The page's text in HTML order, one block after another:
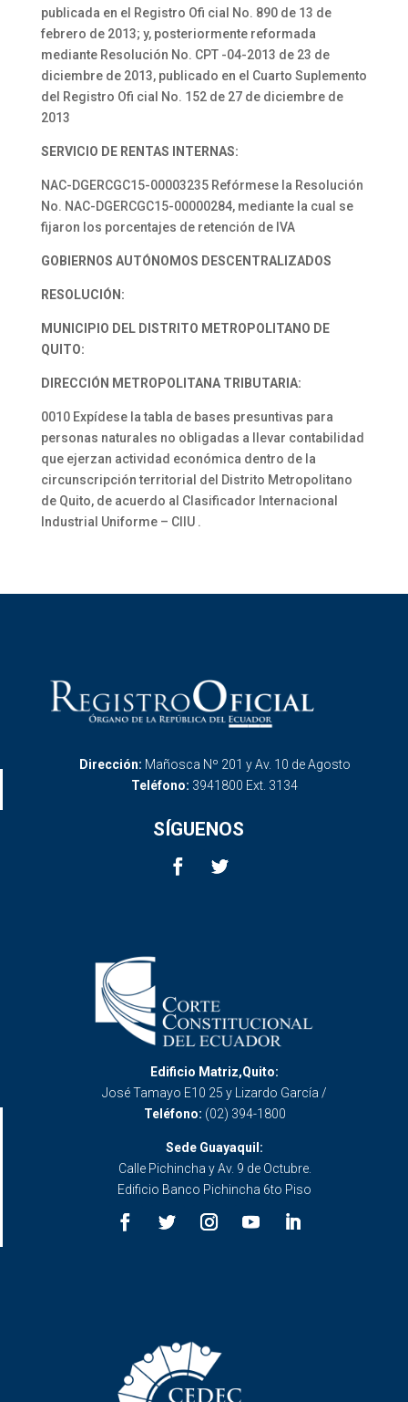
publicada en el Registro Ofi cial No. 890 de 13 de
febrero de 2013; y, posteriormente reformada
mediante Resolución No. CPT -04-2013 de 23 de
diciembre de 2013, publicado en el Cuarto Suplemento
del Registro Ofi cial No. 152 de 27 de diciembre de
2013
SERVICIO DE RENTAS INTERNAS:
NAC-DGERCGC15-00003235 Refórmese la Resolución
No. NAC-DGERCGC15-00000284, mediante la cual se
fijaron los porcentajes de retención de IVA
GOBIERNOS AUTÓNOMOS DESCENTRALIZADOS
RESOLUCIÓN:
MUNICIPIO DEL DISTRITO METROPOLITANO DE
QUITO:
DIRECCIÓN METROPOLITANA TRIBUTARIA:
0010 Expídese la tabla de bases presuntivas para
personas naturales no obligadas a llevar contabilidad
que ejerzan actividad económica dentro de la
circunscripción territorial del Distrito Metropolitano
de Quito, de acuerdo al Clasificador Internacional
Industrial Uniforme – CIIU .
Dirección: Mañosca Nº 201 y Av. 10 de Agosto
Teléfono: 3941800 Ext. 3134
SÍGUENOS
Edificio Matriz,Quito:
José Tamayo E10 25 y Lizardo García /
Teléfono: (02) 394-1800
Sede Guayaquil:
Calle Pichincha y Av. 9 de Octubre.
Edificio Banco Pichincha 6to Piso